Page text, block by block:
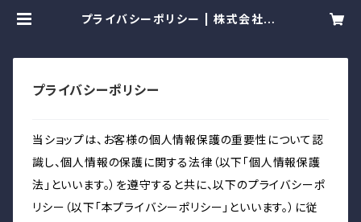
プライバシーポリシー | 株式会社Lo
プライバシーポリシー
当ショップは、お客様の個人情報保護の重要性について認
識し、個人情報の保護に関する法律（以下「個人情報保護
法」といいます。）を遵守すると共に、以下のプライバシーポ
リシー（以下「本プライバシーポリシー」といいます。）に従